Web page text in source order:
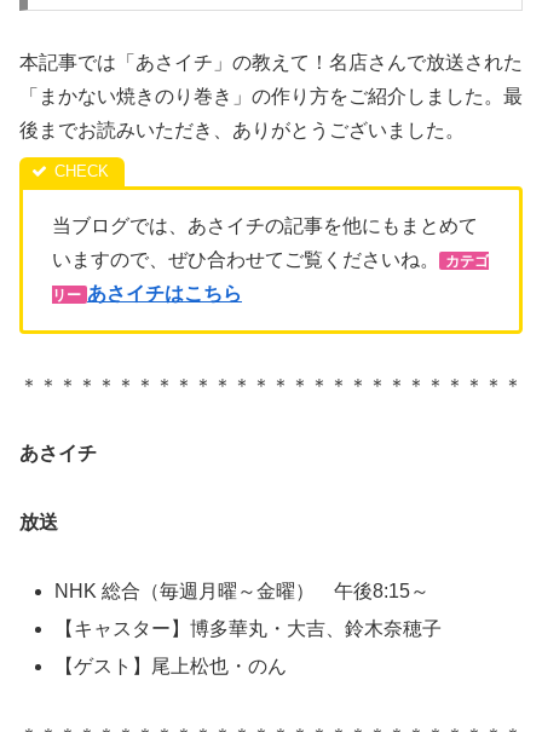
本記事では「あさイチ」の教えて！名店さんで放送された
「まかない焼きのり巻き」の作り方をご紹介しました。最
後までお読みいただき、ありがとうございました。
当ブログでは、あさイチの記事を他にもまとめて
いますので、ぜひ合わせてご覧くださいね。
カテゴ
リー あさイチはこちら
＊＊＊＊＊＊＊＊＊＊＊＊＊＊＊＊＊＊＊＊＊＊＊＊＊＊
あさイチ
放送
NHK 総合（毎週月曜～金曜） 午後8:15～
【キャスター】博多華丸・大吉、鈴木奈穂子
【ゲスト】尾上松也・のん